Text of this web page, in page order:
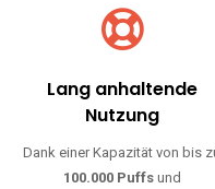
Lang anhaltende
Nutzung
Dank einer Kapazität von bis
100.000 Puffsund